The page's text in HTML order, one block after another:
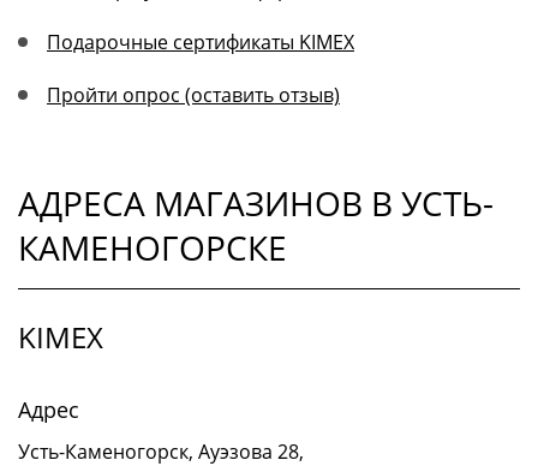
Подарочные сертификаты KIMEX
Пройти опрос (оставить отзыв)
АДРЕСА МАГАЗИНОВ В УСТЬ-
КАМЕНОГОРСКЕ
KIMEX
Адрес
Усть-Каменогорск, Ауэзова 28,